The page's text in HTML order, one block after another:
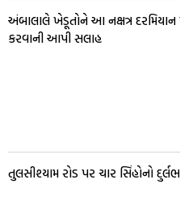
અંબાલાલે ખેડૂતોને આ નક્ષત્ર
કરવાની આપી સલાહ
તુલસીશ્યામ રોડ પર ચાર સિંહોનો